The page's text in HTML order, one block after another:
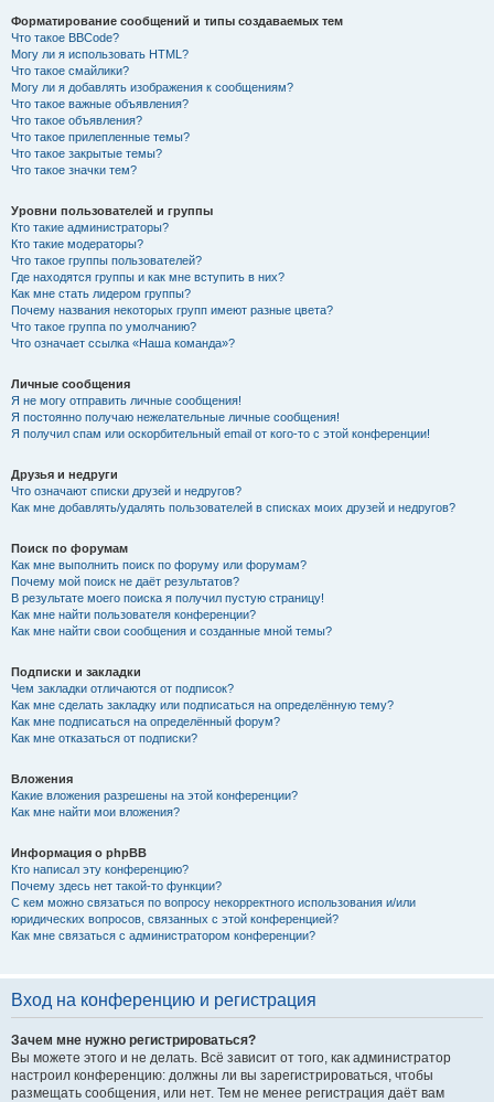
Форматирование сообщений и типы создаваемых тем
Что такое BBCode?
Могу ли я использовать HTML?
Что такое смайлики?
Могу ли я добавлять изображения к сообщениям?
Что такое важные объявления?
Что такое объявления?
Что такое прилепленные темы?
Что такое закрытые темы?
Что такое значки тем?
Уровни пользователей и группы
Кто такие администраторы?
Кто такие модераторы?
Что такое группы пользователей?
Где находятся группы и как мне вступить в них?
Как мне стать лидером группы?
Почему названия некоторых групп имеют разные цвета?
Что такое группа по умолчанию?
Что означает ссылка «Наша команда»?
Личные сообщения
Я не могу отправить личные сообщения!
Я постоянно получаю нежелательные личные сообщения!
Я получил спам или оскорбительный email от кого-то с этой конференции!
Друзья и недруги
Что означают списки друзей и недругов?
Как мне добавлять/удалять пользователей в списках моих друзей и недругов?
Поиск по форумам
Как мне выполнить поиск по форуму или форумам?
Почему мой поиск не даёт результатов?
В результате моего поиска я получил пустую страницу!
Как мне найти пользователя конференции?
Как мне найти свои сообщения и созданные мной темы?
Подписки и закладки
Чем закладки отличаются от подписок?
Как мне сделать закладку или подписаться на определённую тему?
Как мне подписаться на определённый форум?
Как мне отказаться от подписки?
Вложения
Какие вложения разрешены на этой конференции?
Как мне найти мои вложения?
Информация о phpBB
Кто написал эту конференцию?
Почему здесь нет такой-то функции?
С кем можно связаться по вопросу некорректного использования и/или
юридических вопросов, связанных с этой конференцией?
Как мне связаться с администратором конференции?
Вход на конференцию и регистрация
Зачем мне нужно регистрироваться?
Вы можете этого и не делать. Всё зависит от того, как администратор
настроил конференцию: должны ли вы зарегистрироваться, чтобы
размещать сообщения, или нет. Тем не менее регистрация даёт вам